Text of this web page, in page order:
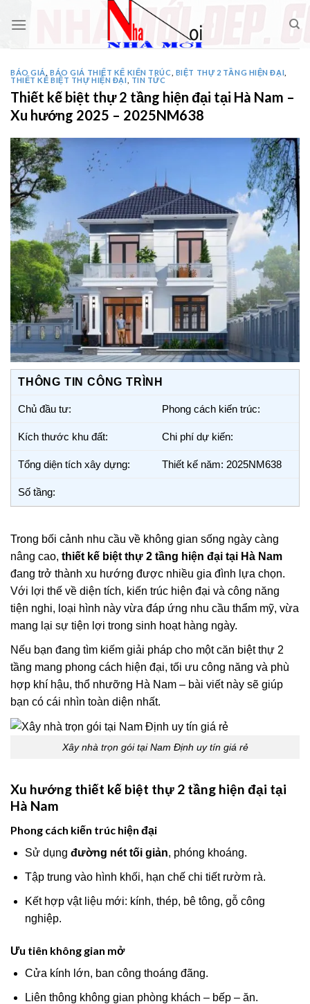
BÁO GIÁ ,BÁO GIÁ THIẾT KẾ KIẾN TRÚC BIỆT THỰ 2 TẦNG HIỆN ĐẠI
THIẾT KẾ BIỆT THỰ HIỆN ĐẠI
TIN TỨC
Thiết kế biệt thự 2 tầng hiện đại tại Hà Nam –
Xu hướng 2025 – 2025NM638
THÔNG TIN CÔNG TRÌNH
Chủ đầu tư: Phong cách kiến trúc:
Kích thước khu đất: Chi phí dự kiến:
Tổng diện tích xây dựng: Thiết kế năm: 2025NM638
Số tầng:
Trong bối cảnh nhu cầu về không gian sống ngày càng
nâng cao, thiết kế biệt thự 2 tầng hiện đại tại Hà Nam
đang trở thành xu hướng được nhiều gia đình lựa chọn.
Với lợi thế về diện tích, kiến trúc hiện đại và công năng
tiện nghi, loại hình này vừa đáp ứng nhu cầu thẩm mỹ, vừa
mang lại sự tiện lợi trong sinh hoạt hàng ngày.
Nếu bạn đang tìm kiếm giải pháp cho một căn biệt thự 2
tầng mang phong cách hiện đại, tối ưu công năng và phù
hợp khí hậu, thổ nhưỡng Hà Nam – bài viết này sẽ giúp
bạn có cái nhìn toàn diện nhất.
Xây nhà trọn gói tại Nam Định uy tín giá rẻ
Xu hướng thiết kế biệt thự 2 tầng hiện đại tại
Hà Nam
Phong cách kiến trúc hiện đại
Sử dụng đường nét tối giản, phóng khoáng.
Tập trung vào hình khối, hạn chế chi tiết rườm rà.
Kết hợp vật liệu mới: kính, thép, bê tông, gỗ công
nghiệp.
Ưu tiên không gian mở
Cửa kính lớn, ban công thoáng đãng.
Liên thông không gian phòng khách – bếp – ăn.